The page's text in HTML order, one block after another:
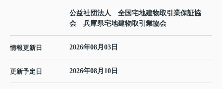
公益社団法人 全国宅地建物取引業保証協
会 兵庫県宅地建物取引業協会
情報更新日 2026年08月03日
更新予定日 2026年08月10日